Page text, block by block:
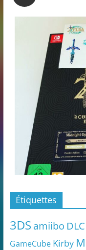
Étiquettes
3DS amiibo DLC
GameCube Kirby